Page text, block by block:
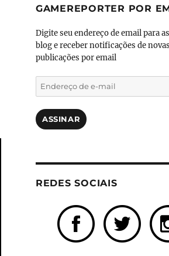
GAMEREPORTER POR
Digite seu endereço de email para
blog e receber notificações de novas
publicações por email
Endereço
de
e-
mail
ASSINAR
REDES SOCIAIS